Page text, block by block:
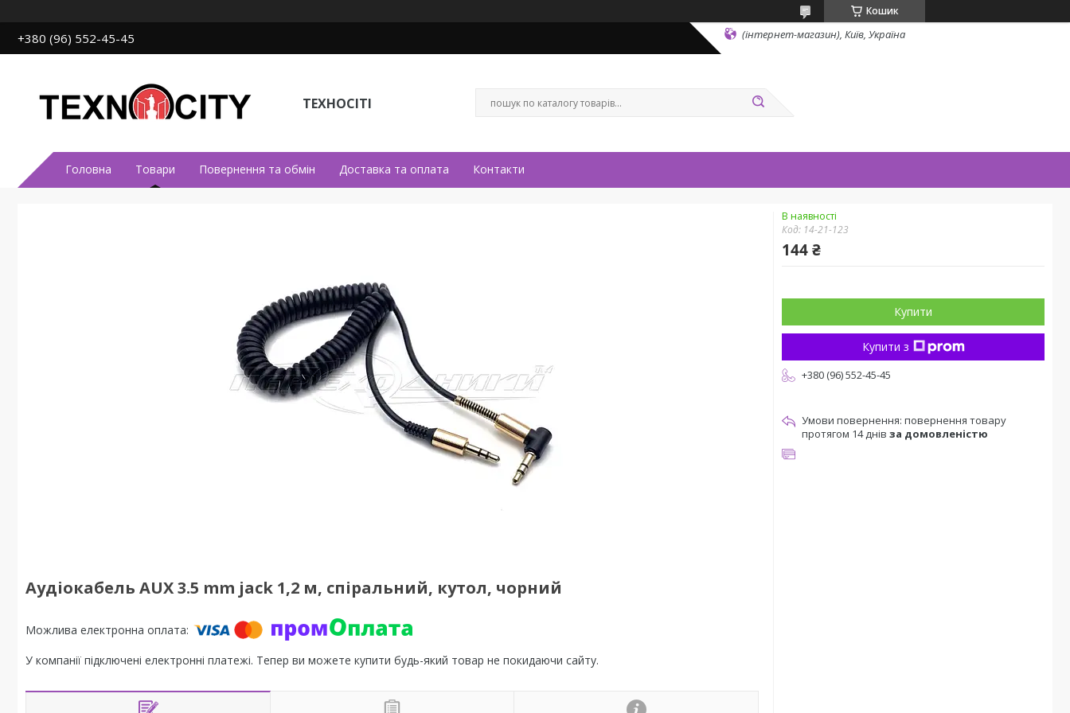
Кошик
+380 (96) 552-45-45 (інтернет-магазин), Київ, Україна
ТЕХНОСІТІ
Головна Товари Повернення та обмін Доставка та оплата Контакти
Аудіокабель AUX 3.5 mm jack 1,2 м, спіральний, кутол, чорний
У компанії підключені електронні платежі. Тепер ви можете купити будь-який товар не покидаючи сайту.
В наявності
Код: 14-21-123
144 ₴
Купити
Купити з
+380 (96) 552-45-45
повернення товару
протягом 14 днів за домовленістю